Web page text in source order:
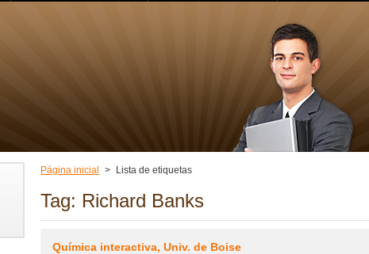
Página inicial > Lista de etiquetas
Tag: Richard Banks
Química interactiva, Univ. de Boise